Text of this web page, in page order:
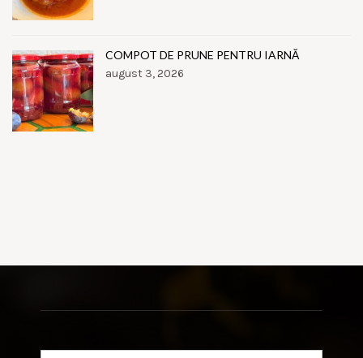
COMPOT DE PRUNE PENTRU IARNĂ
august 3, 2026
Search